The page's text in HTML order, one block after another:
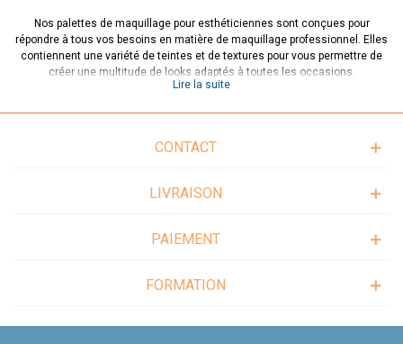
Nos palettes de maquillage pour esthéticiennes sont conçues pour
répondre à tous vos besoins en matière de maquillage professionnel. Elles
contiennent une variété de teintes et de textures pour vous permettre de
créer une multitude de looks adaptés à toutes les occasions.
professionnelle pour vous garantir une qualité irréprochable.
et faciles à transporter, ce qui en fait des alliées de choix pour vos
N'hésitez plus et consultez notre sélection de palettes de maquillage pour
professionnelle à des prix attractifs pour satisfaire tous vos besoins en
matière de maquillage professionnel.
Lire la suite
CONTACT
LIVRAISON
PAIEMENT
FORMATION